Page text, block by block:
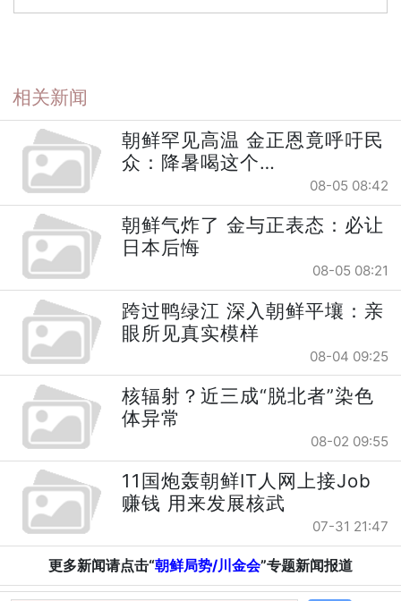
相关新闻
朝鲜罕见高温 金正恩竟呼吁民
众：降暑喝这个…
08-05 08:42
朝鲜气炸了 金与正表态：必让
日本后悔
08-05 08:21
跨过鸭绿江 深入朝鲜平壤：亲
眼所见真实模样
08-04 09:25
核辐射？近三成“脱北者”染色
体异常
08-02 09:55
11国炮轰朝鲜IT人网上接Job
赚钱 用来发展核武
07-31 21:47
更多新闻请点击“朝鲜局势/川金会”专题新闻报道